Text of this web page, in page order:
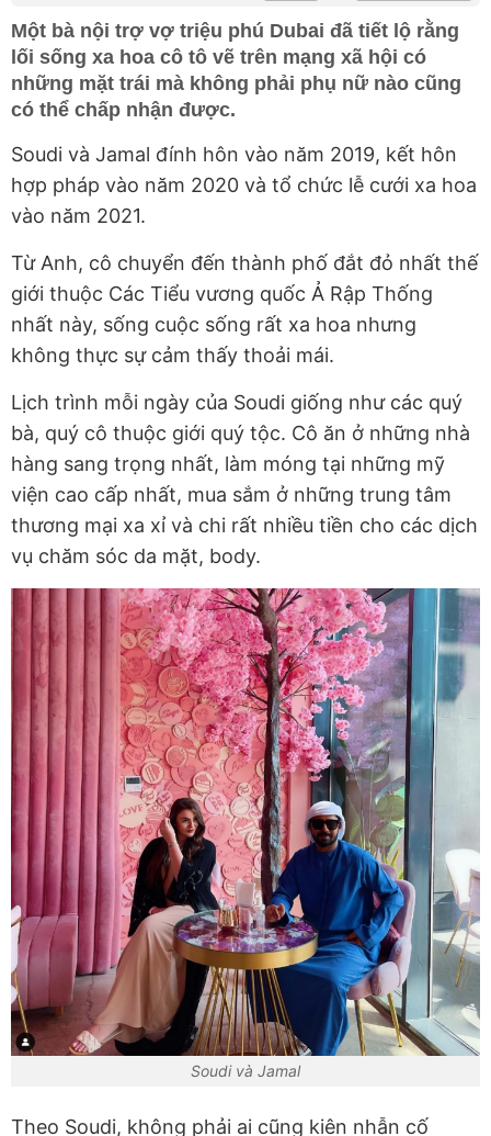
Một bà nội trợ vợ triệu phú Dubai đã tiết lộ rằng
lối sống xa hoa cô tô vẽ trên mạng xã hội có
những mặt trái mà không phải phụ nữ nào cũng
có thể chấp nhận được.
Soudi và Jamal đính hôn vào năm 2019, kết hôn
hợp pháp vào năm 2020 và tổ chức lễ cưới xa hoa
vào năm 2021.
Từ Anh, cô chuyển đến thành phố đắt đỏ nhất thế
giới thuộc Các Tiểu vương quốc Ả Rập Thống
nhất này, sống cuộc sống rất xa hoa nhưng
không thực sự cảm thấy thoải mái.
Lịch trình mỗi ngày của Soudi giống như các quý
bà, quý cô thuộc giới quý tộc. Cô ăn ở những nhà
hàng sang trọng nhất, làm móng tại những mỹ
viện cao cấp nhất, mua sắm ở những trung tâm
thương mại xa xỉ và chi rất nhiều tiền cho các dịch
vụ chăm sóc da mặt, body.
Soudi và Jamal
Theo Soudi, không phải ai cũng kiên nhẫn cố